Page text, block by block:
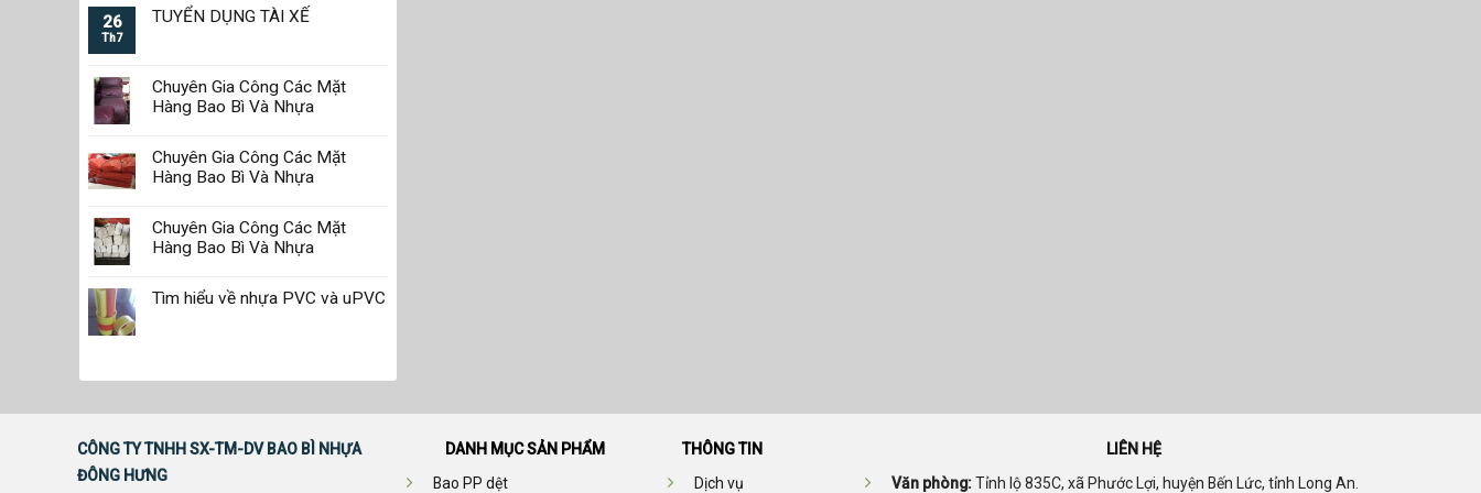
26
Th7
TUYỂN DỤNG TÀI XẾ
Chuyên Gia Công Các Mặt
Hàng Bao Bì Và Nhựa
Chuyên Gia Công Các Mặt
Hàng Bao Bì Và Nhựa
Chuyên Gia Công Các Mặt
Hàng Bao Bì Và Nhựa
Tìm hiểu về nhựa PVC và uPVC
CÔNG TY TNHH SX-TM-DV BAO BÌ NHỰA
ĐÔNG HƯNG
DANH MỤC SẢN PHẨM
Bao PP dệt
THÔNG TIN
Dịch vụ
LIÊN HỆ
Văn phòng:Tỉnh lộ 835C, xã Phước Lợi, huyện Bến Lức, tỉnh Long An.